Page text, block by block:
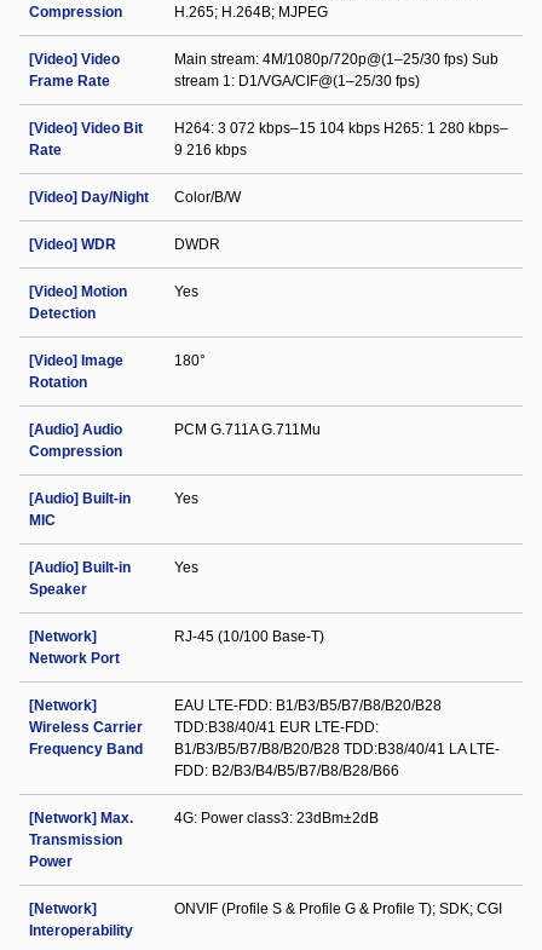
Compression
H.265; H.264B; MJPEG
[Video] Video
Frame Rate
Main stream: 4M/1080p/720p@(1–25/30 fps) Sub
stream 1: D1/VGA/CIF@(1–25/30 fps)
[Video] Video Bit
Rate
H264: 3 072 kbps–15 104 kbps H265: 1 280 kbps–
9 216 kbps
[Video] Day/Night Color/B/W
[Video] WDR DWDR
[Video] Motion
Detection
Yes
[Video] Image
Rotation
180°
[Audio] Audio
Compression
PCM G.711A G.711Mu
[Audio] Built-in
MIC
Yes
[Audio] Built-in
Speaker
Yes
[Network]
Network Port
RJ-45 (10/100 Base-T)
[Network]
Wireless Carrier
Frequency Band
EAU LTE-FDD: B1/B3/B5/B7/B8/B20/B28
TDD:B38/40/41 EUR LTE-FDD:
B1/B3/B5/B7/B8/B20/B28 TDD:B38/40/41 LA LTE-
FDD: B2/B3/B4/B5/B7/B8/B28/B66
[Network] Max.
Transmission
Power
4G: Power class3: 23dBm±2dB
[Network]
Interoperability
ONVIF (Profile S & Profile G & Profile T); SDK; CGI